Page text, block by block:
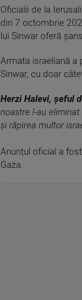
Oficialii de la
din 7 octombrie
lui Sinwar oferă
Armata israeliană a
Sinwar, cu doar
Herzi Halevi, șeful
noastre l-au
și răpirea multor
Anunțul oficial a
Gaza.